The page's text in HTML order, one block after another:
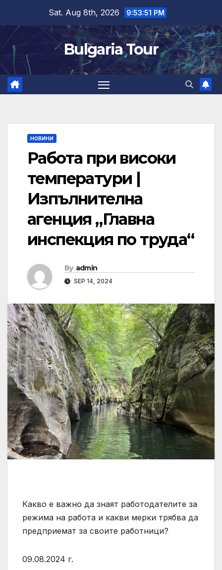
content
Sat. Aug 8th, 2026 9:53:51 PM
Bulgaria Tour
НОВИНИ
Работа при високи
температури |
Изпълнителна
агенция „Главна
инспекция по труда“
By admin
SEP 14, 2024
Какво е важно да знаят работодателите за
режима на работа и какви мерки трябва да
предприемат за своите работници?
09.08.2024 г.